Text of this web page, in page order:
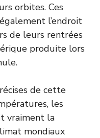
orbites. Ces
l’endroit
de leurs rentrées
produite lors
de cette
les
vraiment la
mondiaux